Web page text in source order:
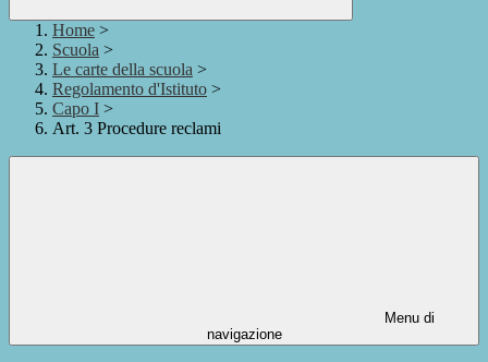
Home >
Scuola >
Le carte della scuola >
Regolamento d'Istituto >
Capo I >
Art. 3 Procedure reclami
Menu di
navigazione